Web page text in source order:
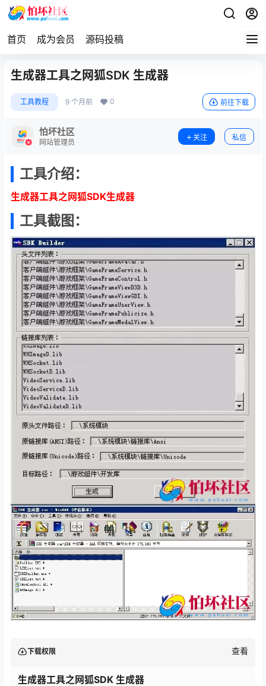
首页 成为会员 源码投稿
生成器工具之网狐SDK 生成器
工具教程 9 个月前 0 前往下载
怕坏社区
网站管理员
关注 私信
工具介绍：
生成器工具之网狐SDK生成器
工具截图：
下载权限 查看
生成器工具之网狐SDK 生成器